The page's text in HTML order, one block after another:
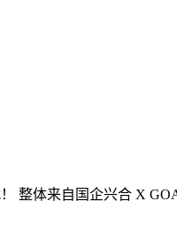
整体来自国企兴合 X